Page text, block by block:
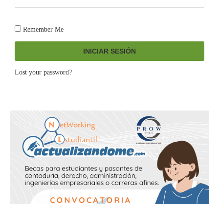
Remember Me
INICIAR SESIÓN
Lost your password?